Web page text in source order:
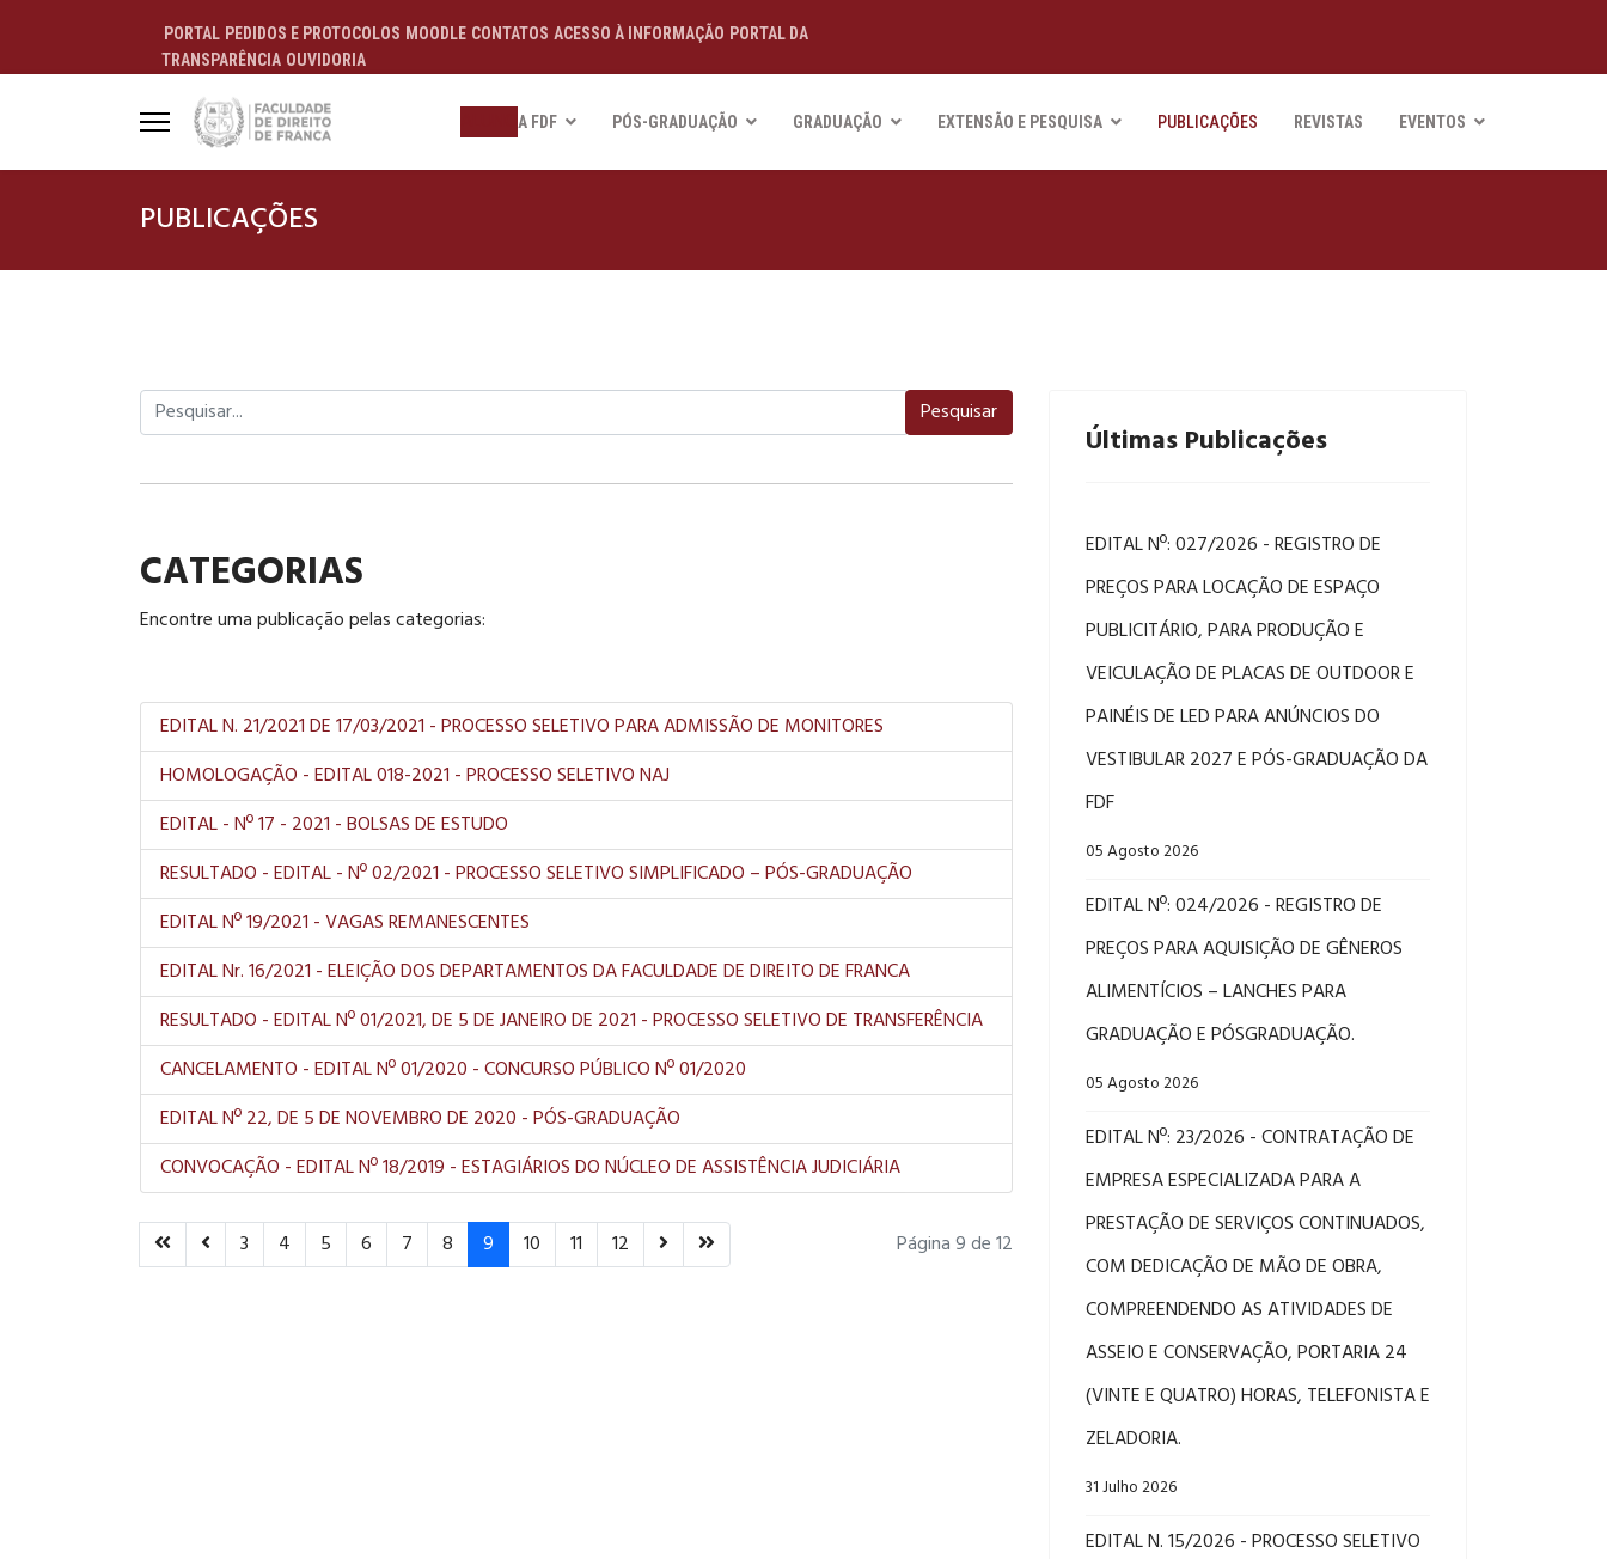
PORTAL PEDIDOS E PROTOCOLOS MOODLE CONTATOS ACESSO À INFORMAÇÃO PORTAL DA
TRANSPARÊNCIA OUVIDORIA
A FDF PÓS-GRADUAÇÃO GRADUAÇÃO EXTENSÃO E PESQUISA PUBLICAÇÕES REVISTAS EVENTOS
PUBLICAÇÕES
Pesquisar Pesquisar
CATEGORIAS
Encontre uma publicação pelas categorias:
EDITAL N. 21/2021 DE 17/03/2021 - PROCESSO SELETIVO PARA ADMISSÃO DE MONITORES
HOMOLOGAÇÃO - EDITAL 018-2021 - PROCESSO SELETIVO NAJ
EDITAL - Nº 17 - 2021 - BOLSAS DE ESTUDO
RESULTADO - EDITAL - Nº 02/2021 - PROCESSO SELETIVO SIMPLIFICADO – PÓS-GRADUAÇÃO
EDITAL Nº 19/2021 - VAGAS REMANESCENTES
EDITAL Nr. 16/2021 - ELEIÇÃO DOS DEPARTAMENTOS DA FACULDADE DE DIREITO DE FRANCA
RESULTADO - EDITAL Nº 01/2021, DE 5 DE JANEIRO DE 2021 - PROCESSO SELETIVO DE TRANSFERÊNCIA
CANCELAMENTO - EDITAL Nº 01/2020 - CONCURSO PÚBLICO Nº 01/2020
EDITAL Nº 22, DE 5 DE NOVEMBRO DE 2020 - PÓS-GRADUAÇÃO
CONVOCAÇÃO - EDITAL Nº 18/2019 - ESTAGIÁRIOS DO NÚCLEO DE ASSISTÊNCIA JUDICIÁRIA
3 4 5 6 7 8 9 10 11 12 Página 9 de 12
Últimas Publicações
EDITAL Nº: 027/2026 - REGISTRO DE
PREÇOS PARA LOCAÇÃO DE ESPAÇO
PUBLICITÁRIO, PARA PRODUÇÃO E
VEICULAÇÃO DE PLACAS DE OUTDOOR E
PAINÉIS DE LED PARA ANÚNCIOS DO
VESTIBULAR 2027 E PÓS-GRADUAÇÃO DA
FDF
05 Agosto 2026
EDITAL Nº: 024/2026 - REGISTRO DE
PREÇOS PARA AQUISIÇÃO DE GÊNEROS
ALIMENTÍCIOS – LANCHES PARA
GRADUAÇÃO E PÓSGRADUAÇÃO.
05 Agosto 2026
EDITAL Nº: 23/2026 - CONTRATAÇÃO DE
EMPRESA ESPECIALIZADA PARA A
PRESTAÇÃO DE SERVIÇOS CONTINUADOS,
COM DEDICAÇÃO DE MÃO DE OBRA,
COMPREENDENDO AS ATIVIDADES DE
ASSEIO E CONSERVAÇÃO, PORTARIA 24
(VINTE E QUATRO) HORAS, TELEFONISTA E
ZELADORIA.
31 Julho 2026
EDITAL N. 15/2026 - PROCESSO SELETIVO